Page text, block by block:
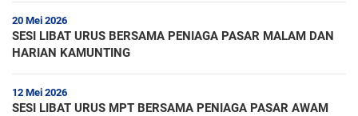
20 Mei 2026
SESI LIBAT URUS BERSAMA PENIAGA PASAR MALAM DAN
HARIAN KAMUNTING
12 Mei 2026
SESI LIBAT URUS MPT BERSAMA PENIAGA PASAR AWAM